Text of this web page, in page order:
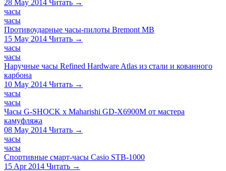
28 May 2014 Читать →
часы
часы
Противоударные часы-пилоты Bremont MB
15 May 2014 Читать →
часы
часы
Наручные часы Refined Hardware Atlas из стали и кованного
карбона
10 May 2014 Читать →
часы
часы
Часы G-SHOCK x Maharishi GD-X6900M от мастера
камуфляжа
08 May 2014 Читать →
часы
часы
Спортивные смарт-часы Casio STB-1000
15 Apr 2014 Читать →